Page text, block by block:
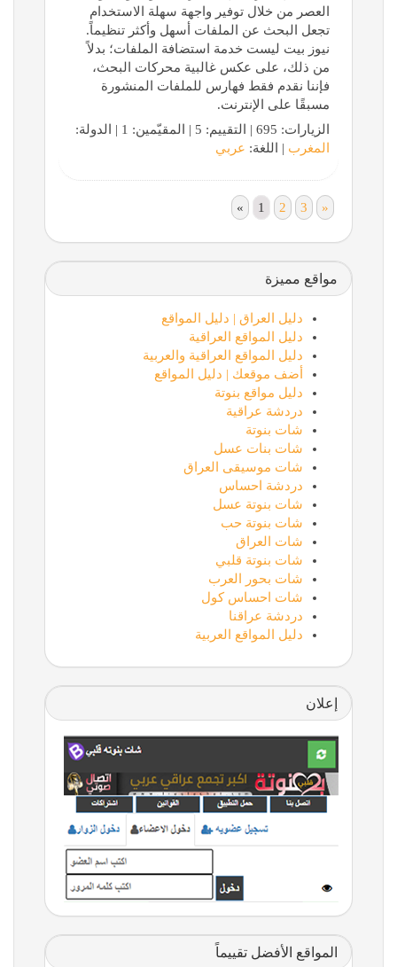
العصر من خلال توفير واجهة سهلة الاستخدام
تجعل البحث عن الملفات أسهل وأكثر تنظيماً.
نيوز بيت ليست خدمة استضافة الملفات؛ بدلاً
من ذلك، على عكس غالبية محركات البحث،
فإننا نقدم فقط فهارس للملفات المنشورة
مسبقًا على الإنترنت.
الزيارات: 695 | التقييم: 5 | المقيّمين: 1 | الدولة:
المغرب | اللغة: عربي
« 1 2 3 »
مواقع مميزة
دليل العراق | دليل المواقع
دليل المواقع العراقية
دليل المواقع العراقية والعربية
أضف موقعك | دليل المواقع
دليل مواقع بنوتة
دردشة عراقية
شات بنوتة
شات بنات عسل
شات موسيقى العراق
دردشة احساس
شات بنوتة عسل
شات بنوتة حب
شات العراق
شات بنوتة قلبي
شات بحور العرب
شات احساس كول
دردشة عراقنا
دليل المواقع العربية
إعلان
المواقع الأفضل تقييماً